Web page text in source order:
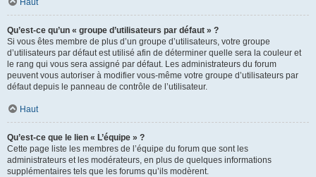
Haut
Qu’est-ce qu’un « groupe d’utilisateurs par défaut » ?
Si vous êtes membre de plus d’un groupe d’utilisateurs, votre groupe
d’utilisateurs par défaut est utilisé afin de déterminer quelle sera la couleur et
le rang qui vous sera assigné par défaut. Les administrateurs du forum
peuvent vous autoriser à modifier vous-même votre groupe d’utilisateurs par
défaut depuis le panneau de contrôle de l’utilisateur.
Haut
Qu’est-ce que le lien « L’équipe » ?
Cette page liste les membres de l’équipe du forum que sont les
administrateurs et les modérateurs, en plus de quelques informations
supplémentaires tels que les forums qu’ils modèrent.